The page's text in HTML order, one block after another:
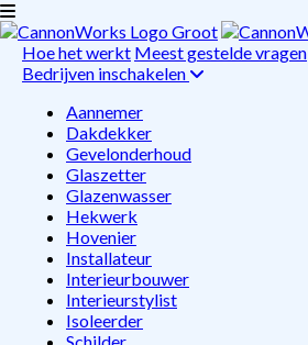
Hoe het werkt Meest gestelde vragen
Bedrijven inschakelen
Aannemer
Dakdekker
Gevelonderhoud
Glaszetter
Glazenwasser
Hekwerk
Hovenier
Installateur
Interieurbouwer
Interieurstylist
Isoleerder